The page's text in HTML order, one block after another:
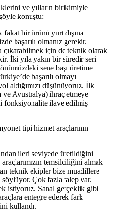
ve yılların birikimiyle
konuştu:
fakat bir ürünü yurt dışına
başarılı olmanız gerekir.
çıkarabilmek için de teknik olarak
İki yıla yakın bir süredir seri
sene başı üretime
başarılı olmayı
aldığımızı düşünüyoruz. İlk
ve Avustralya) ihraç etmeye
fonksiyonalite ilave edilmiş
tipi hizmet araçlarının
ileri seviyede üretildiğini
temsilciliğini almak
teknik ekipler bize muadillere
Çok fazla talep var.
istiyoruz. Sanal gerçeklik gibi
entegre ederek fark
kullandı.